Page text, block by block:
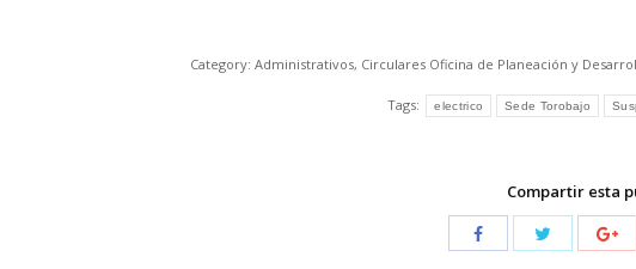
Category: Administrativos, Circulares Oficina de Planeación y
Tags: electrico Sede Torobajo
Compartir esta